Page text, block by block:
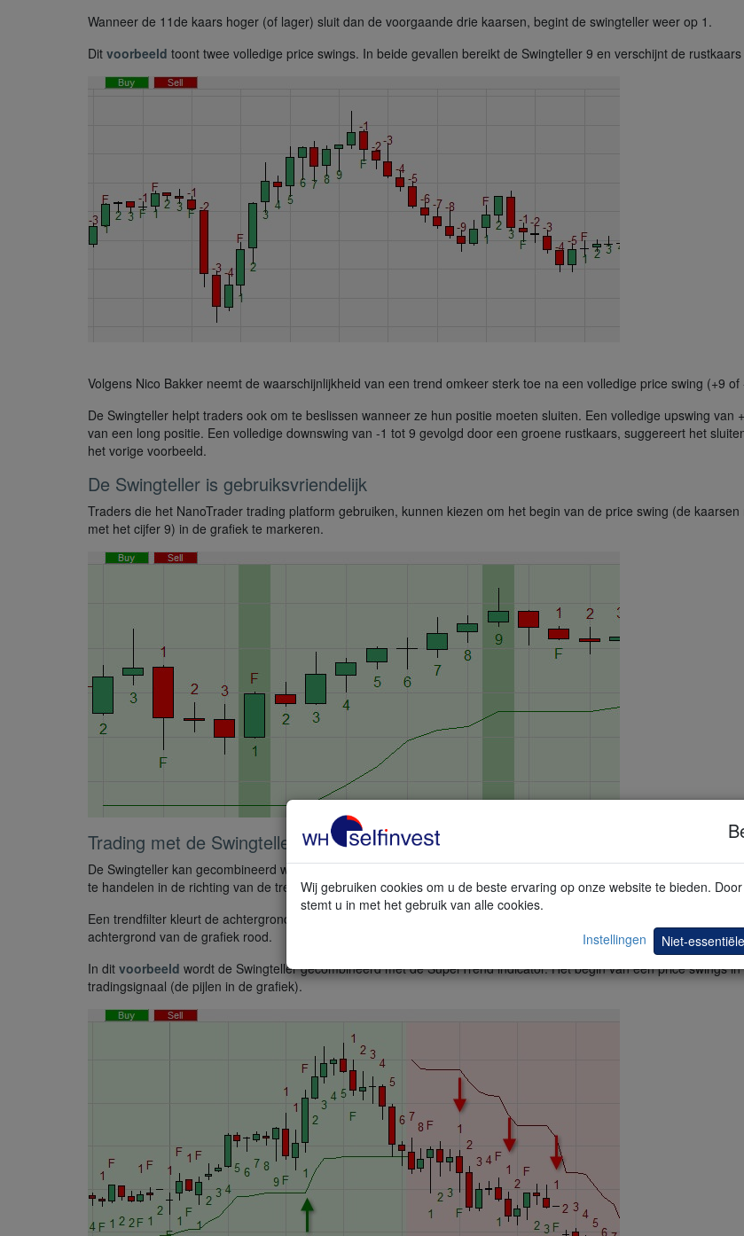
Wanneer de 11de kaars hoger (of lager) sluit dan de voorgaande drie kaarsen, begint de swingteller weer op 1.
Dit voorbeeld toont twee volledige price swings. In beide gevallen bereikt de Swingteller 9 en verschijnt de
Volgens Nico Bakker neemt de waarschijnlijkheid van een trend omkeer sterk toe na een volledige price swing (+9 of
De Swingteller helpt traders ook om te beslissen wanneer ze hun positie moeten sluiten. Een volledige upswing
van een long positie. Een volledige downswing van -1 tot 9 gevolgd door een groene rustkaars, suggereert het
het vorige voorbeeld.
De Swingteller is gebruiksvriendelijk
Traders die het NanoTrader trading platform gebruiken, kunnen kiezen om het begin van de price swing (de
met het cijfer 9) in de grafiek te markeren.
Trading met de Swingteller
De Swingteller kan gecombineerd worden met andere tools en indicatoren in hetNanoTradertrading platform. De
te handelen in de richting van de trend.
Een trendfilter kleurt de achtergrond van de grafiek groen, wanneer de markt zich in een stijgende trend bevindt.
achtergrond van de grafiek rood.
In dit voorbeeld wordt de Swingteller gecombineerd met de SuperTrend indicator. Het begin van een price swings
tradingsignaal (de pijlen in de grafiek).
Wij gebruiken cookies om u de beste ervaring op onze website te bieden. Door
stemt u in met het gebruik van alle cookies.
Instellingen
Niet-